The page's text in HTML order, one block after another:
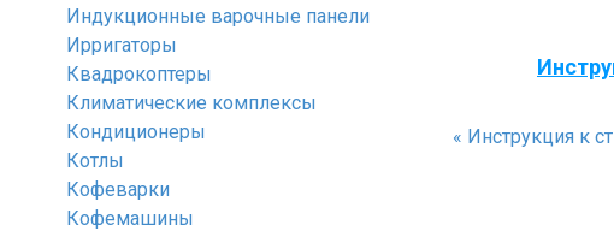
« Инструкция к
Индукционные варочные панели
Ирригаторы
Квадрокоптеры
Климатические комплексы
Кондиционеры
Котлы
Кофеварки
Кофемашины